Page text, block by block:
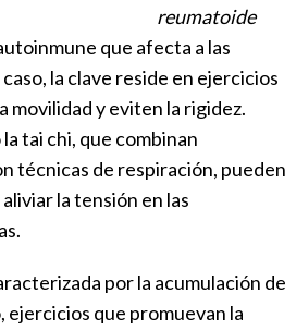
reumatoide
que afecta a las
la clave reside en ejercicios
movilidad y eviten la rigidez.
tai chi, que combinan
técnicas de respiración, pueden
la tensión en las
por la acumulación de
ejercicios que promuevan la